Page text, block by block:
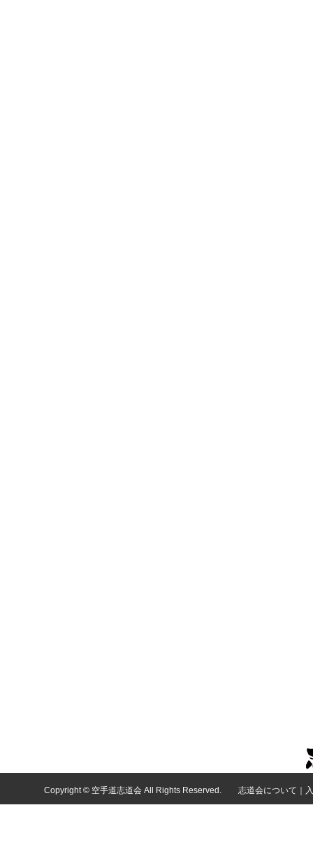
Copyright © 空手道志道会 All Rights Reserved. 志道会について